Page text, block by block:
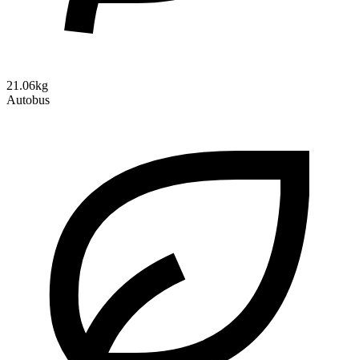
21.06kg
Autobus